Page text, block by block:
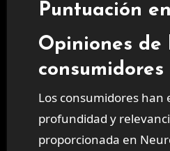
Puntuación
Opiniones de
consumidores
Los consumidores han
profundidad y
proporcionada en